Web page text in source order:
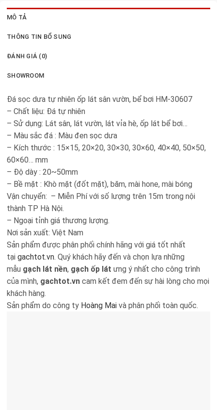
MÔ TẢ
THÔNG TIN BỔ SUNG
ĐÁNH GIÁ (0)
SHOWROOM
Đá sọc dưa tự nhiên ốp lát sân vườn, bể bơi HM-30607
– Chất liệu: Đá tự nhiên
– Sử dụng: Lát sân, lát vườn, lát vỉa hè, ốp lát bể bơi…
– Màu sắc đá : Màu đen sọc dưa
– Kích thước : 15×15, 20×20, 30×30, 30×60, 40×40, 50×50,
60×60… mm
– Độ dày : 20~50mm
– Bề mặt : Khò mặt (đốt mặt), băm, mài hone, mài bóng
Vận chuyển: – Miễn Phí với số lượng trên 15m trong nội
thành TP Hà Nội.
– Ngoại tỉnh giá thương lượng.
Nơi sản xuất: Việt Nam
Sản phẩm được phân phối chính hãng với giá tốt nhất
tại gachtot.vn. Quý khách hãy đến và chọn lựa những
mẫu gạch lát nền, gạch ốp lát ưng ý nhất cho công trình
của mình, gachtot.vn cam kết đem đến sự hài lòng cho mọi
khách hàng.
Sản phẩm do công ty Hoàng Mai và phân phối toàn quốc.